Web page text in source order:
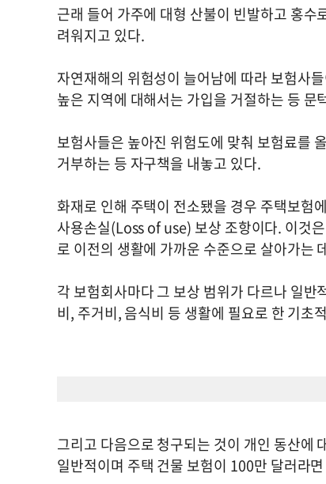
근래 들어 가주에 대형 산불이 빈발하고 홍
려워지고 있다.
자연재해의 위험성이 늘어남에 따라 보험사
높은 지역에 대해서는 가입을 거절하는 등 문
보험사들은 높아진 위험도에 맞춰 보험료를
거부하는 등 자구책을 내놓고 있다.
화재로 인해 주택이 전소됐을 경우 주택보험
사용손실(Loss of use) 보상 조항이다. 이것
로 이전의 생활에 가까운 수준으로 살아가는
각 보험회사마다 그 보상 범위가 다르나 일
비, 주거비, 음식비 등 생활에 필요로 한 기초
그리고 다음으로 청구되는 것이 개인 동산에
일반적이며 주택 건물 보험이 100만 달러라